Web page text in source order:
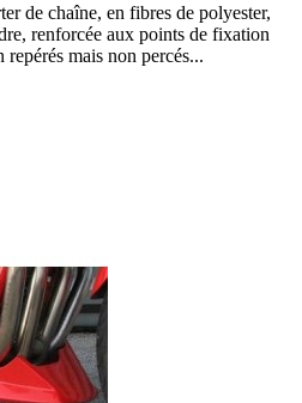
de chaîne, en fibres de polyester,
renforcée aux points de fixation
mais non percés...